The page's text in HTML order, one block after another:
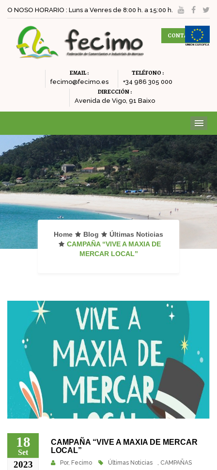
O NOSO HORARIO : Luns a Venres de 8:00 h. a 15:00 h.
CONTACTAR
EMAIL :
fecimo@fecimo.es
TELÉFONO :
+34 986 305 000
DIRECCIÓN :
Avenida de Vigo, 91 Baixo
Home Blog
Últimas Noticias
CAMPAÑA “VIVE A MAXIA DE
MERCAR LOCAL”
18
Set
2023
CAMPAÑA “VIVE A MAXIA DE MERCAR
LOCAL”
Por, Fecimo Últimas Noticias , CAMPAÑAS